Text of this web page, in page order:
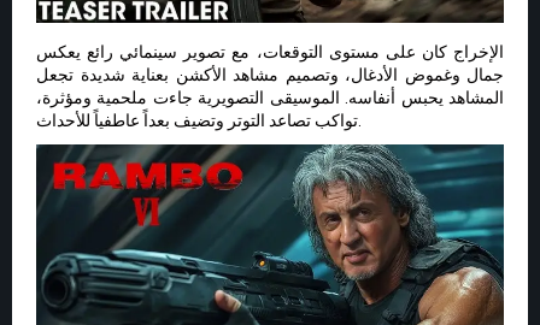
الإخراج كان على مستوى التوقعات، مع تصوير سينمائي رائع يعكس
جمال وغموض الأدغال، وتصميم مشاهد الأكشن بعناية شديدة تجعل
المشاهد يحبس أنفاسه. الموسيقى التصويرية جاءت ملحمية ومؤثرة،